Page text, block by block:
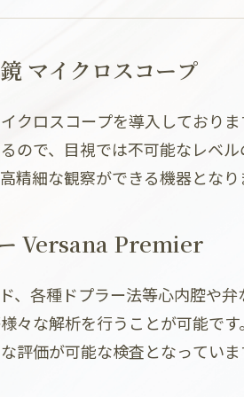
マイクロスコープ
クロスコープを導入しており
ので、目視では不可能なレベ
精細な観察ができる機器となり
Versana Premier
、各種ドプラー法等心内腔や
々な解析を行うことが可能で
評価が可能な検査となっていま